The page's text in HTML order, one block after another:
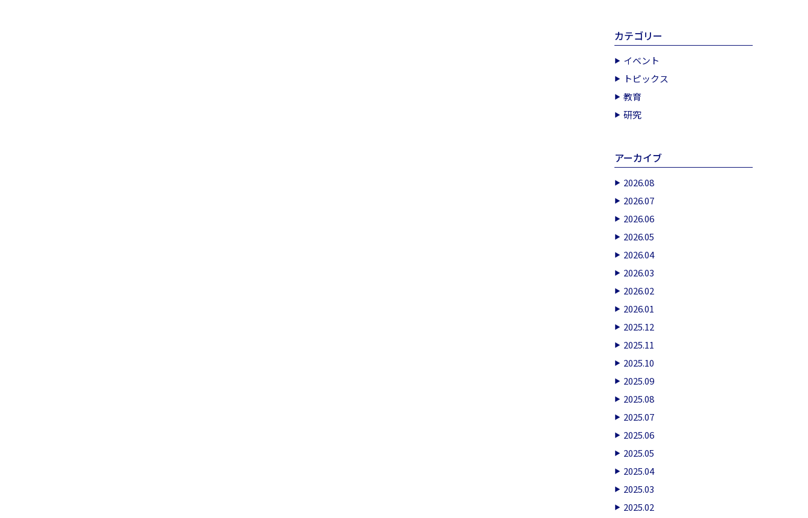
カテゴリー
イベント
トピックス
教育
研究
アーカイブ
2026.08
2026.07
2026.06
2026.05
2026.04
2026.03
2026.02
2026.01
2025.12
2025.11
2025.10
2025.09
2025.08
2025.07
2025.06
2025.05
2025.04
2025.03
2025.02